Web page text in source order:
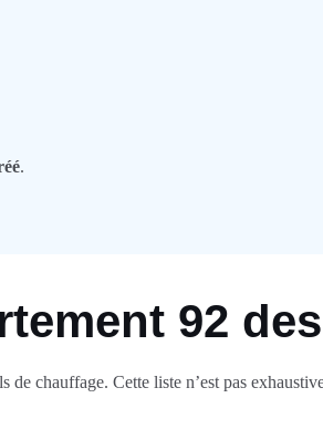
.
92
chauffage. Cette liste n’est pas